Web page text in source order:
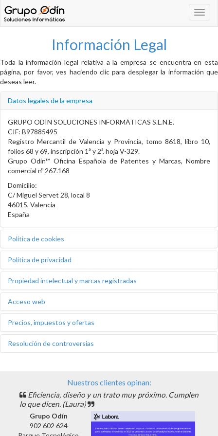
Información Legal
Toda la información legal relativa a la empresa se encuentra en esta
página, por favor, ves haciendo clic para desplegar la información que
deseas leer.
Datos legales de la empresa
GRUPO ODÍN SOLUCIONES INFORMÁTICAS S.L.N.E.
CIF: B97885495
Registro Mercantil de Valencia y Provincia, tomo 8618, libro 10,
folios 68 y 69, inscripción 1ª y 2ª, hoja V-329.
Grupo Odín™ Oficina Española de Patentes y Marcas, Nombre
comercial nº 267.168
Domicilio:
C/ Miguel Servet 28, local 8
46015, Valencia
España
Política de cookies
Política de privacidad
Propiedad intelectual y marcas registradas
Acceso web
Precios, impuestos y ofertas
Resolución de controversias
Nuestros clientes opinan:
Eficiencia, diseño y un trato muy próximo. Cumplen
lo que dicen. (Laura)
Grupo Odín
902 602 624